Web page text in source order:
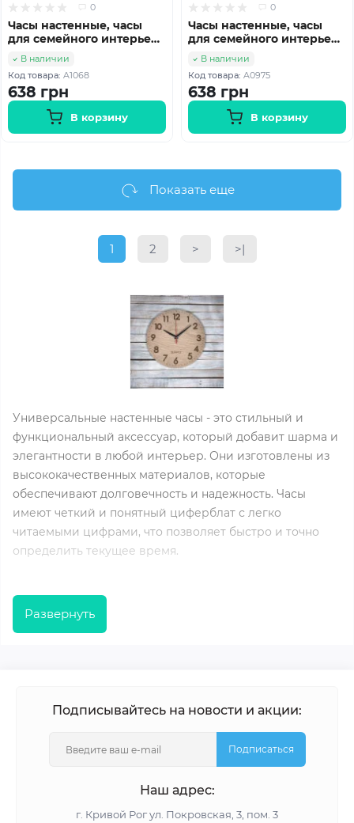
0
Часы настенные, часы
для семейного интерьера
HWD-A1068
В наличии
Код товара: A1068
638 грн
В корзину
0
Часы настенные, часы
для семейного интерьера
HWD-A0975
В наличии
Код товара: A0975
638 грн
В корзину
Показать еще
1 2 > >|
Универсальные настенные часы - это стильный и
функциональный аксессуар, который добавит шарма и
элегантности в любой интерьер. Они изготовлены из
высококачественных материалов, которые
обеспечивают долговечность и надежность. Часы
имеют четкий и понятный циферблат с легко
читаемыми цифрами, что позволяет быстро и точно
определить текущее время.
чистый выбор для тех, кто ценит природные
материалы. Они имеют уникальный дизайн и теплую
экземпляр уникальным. Эти часы будут прекрасным
подарком для настоящих ценителей природы и
Универсальные настенные
часы: идеальное сочетание
Развернуть
Подписывайтесь на новости и акции:
Подписаться
Наш адрес:
г. Кривой Рог ул. Покровская, 3, пом. 3